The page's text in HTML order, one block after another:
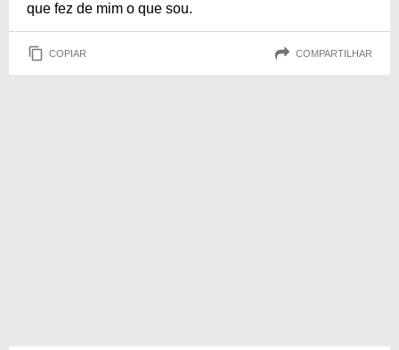
que fez de mim o que sou.
COPIAR COMPARTILHAR